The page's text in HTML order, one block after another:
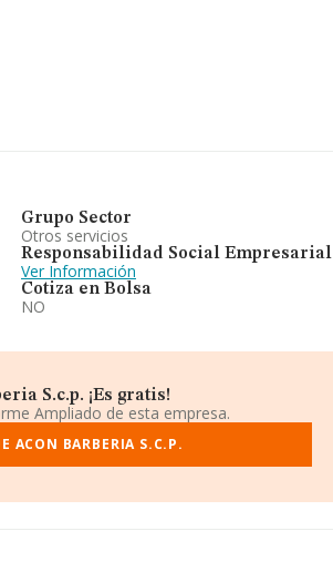
Grupo Sector
Otros servicios
Responsabilidad Social Empresarial
Ver Información
Cotiza en Bolsa
NO
S.c.p. ¡Es gratis!
Ampliado de esta empresa.
ACON BARBERIA S.C.P.